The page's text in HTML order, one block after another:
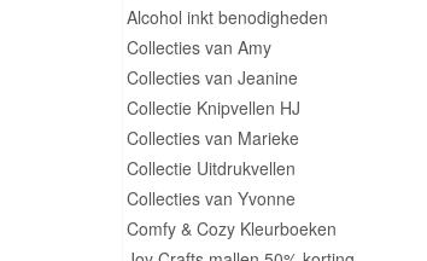
Alcohol inkt benodigheden
Collecties van Amy
Collecties van Jeanine
Collectie Knipvellen HJ
Collecties van Marieke
Collectie Uitdrukvellen
Collecties van Yvonne
Comfy & Cozy Kleurboeken